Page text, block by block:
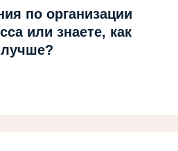
по организации
или знаете, как